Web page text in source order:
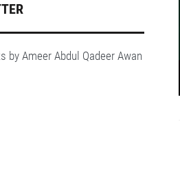
by Ameer Abdul Qadeer Awan